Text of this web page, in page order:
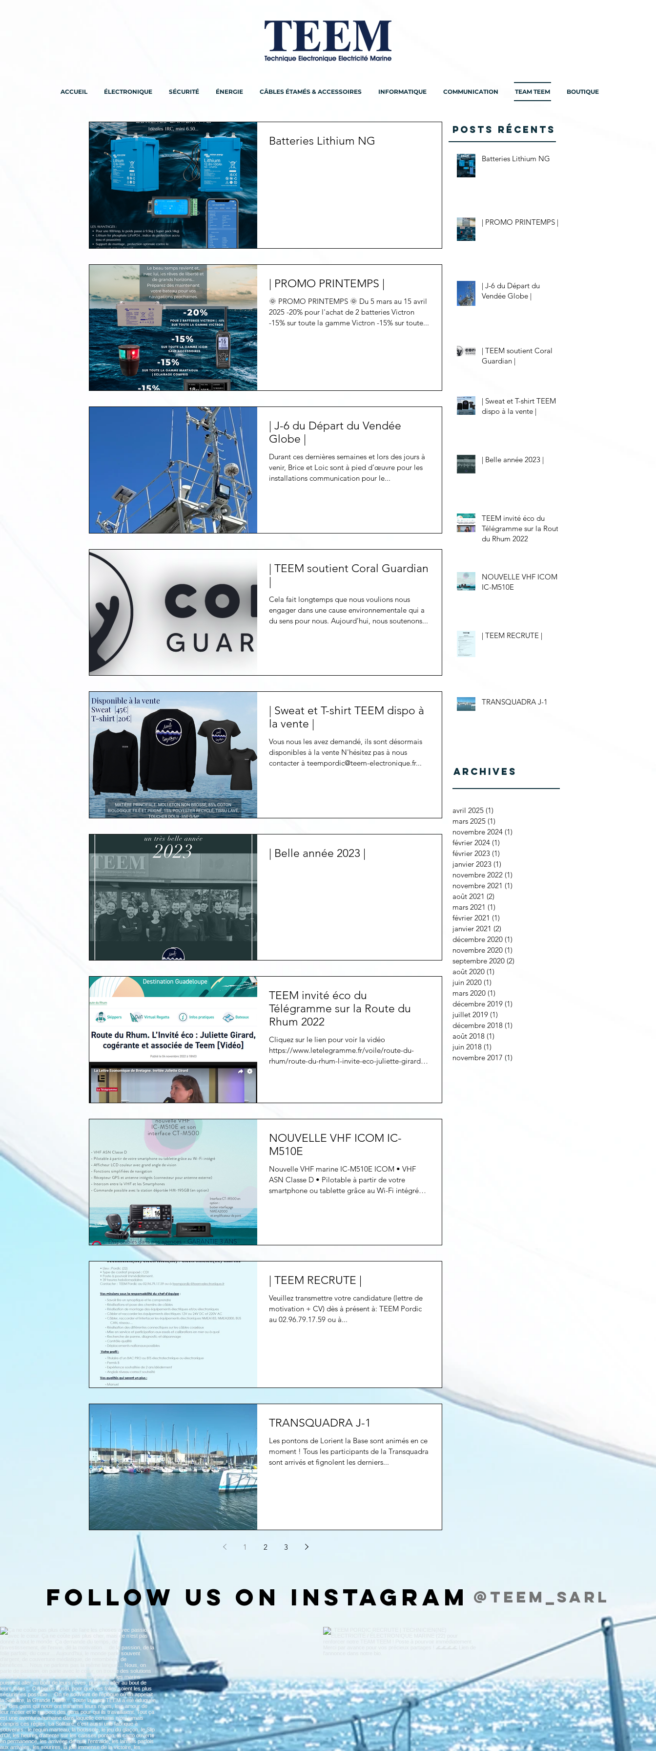
ACCUEIL ÉLECTRONIQUE SÉCURITÉ ÉNERGIE CÂBLES ÉTAMÉS & ACCESSOIRES INFORMATIQUE COMMUNICATION TEAM TEEM BOUTIQUE
Batteries Lithium NG
| PROMO PRINTEMPS |
🌞 PROMO PRINTEMPS 🌞 Du 5 mars au 15 avril
2025 -20% pour l'achat de 2 batteries Victron
-15% sur toute la gamme Victron -15% sur toute...
| J-6 du Départ du Vendée
Globe |
Durant ces dernières semaines et lors des jours à
venir, Brice et Loic sont à pied d’œuvre pour les
installations communication pour le...
| TEEM soutient Coral Guardian
|
Cela fait longtemps que nous voulions nous
engager dans une cause environnementale qui a
du sens pour nous. Aujourd’hui, nous soutenons...
| Sweat et T-shirt TEEM dispo à
la vente |
Vous nous les avez demandé, ils sont désormais
disponibles à la vente N'hésitez pas à nous
contacter à teempordic@teem-electronique.fr...
| Belle année 2023 |
TEEM invité éco du
Télégramme sur la Route du
Rhum 2022
Cliquez sur le lien pour voir la vidéo
https://www.letelegramme.fr/voile/route-du-
rhum/route-du-rhum-l-invite-eco-juliette-girard-
NOUVELLE VHF ICOM IC-
M510E
Nouvelle VHF marine IC-M510E ICOM • VHF
ASN Classe D • Pilotable à partir de votre
smartphone ou tablette grâce au Wi-Fi intégré
| TEEM RECRUTE |
Veuillez transmettre votre candidature (lettre de
motivation + CV) dès à présent à: TEEM Pordic
au 02.96.79.17.59 ou à...
TRANSQUADRA J-1
Les pontons de Lorient la Base sont animés en ce
moment ! Tous les participants de la Transquadra
sont arrivés et fignolent les derniers...
1 2 3
Follow us on Instagram @teem_sarl
Posts Récents
Batteries Lithium NG
| PROMO PRINTEMPS |
| J-6 du Départ du
Vendée Globe |
| TEEM soutient Coral
Guardian |
| Sweat et T-shirt TEEM
dispo à la vente |
| Belle année 2023 |
TEEM invité éco du
Télégramme sur la Route
du Rhum 2022
NOUVELLE VHF ICOM
IC-M510E
| TEEM RECRUTE |
TRANSQUADRA J-1
Archives
avril 2025 (1)
mars 2025 (1)
novembre 2024 (1)
février 2024 (1)
février 2023 (1)
janvier 2023 (1)
novembre 2022 (1)
novembre 2021 (1)
août 2021 (2)
mars 2021 (1)
février 2021 (1)
janvier 2021 (2)
décembre 2020 (1)
novembre 2020 (1)
septembre 2020 (2)
août 2020 (1)
juin 2020 (1)
mars 2020 (1)
décembre 2019 (1)
juillet 2019 (1)
décembre 2018 (1)
août 2018 (1)
juin 2018 (1)
novembre 2017 (1)